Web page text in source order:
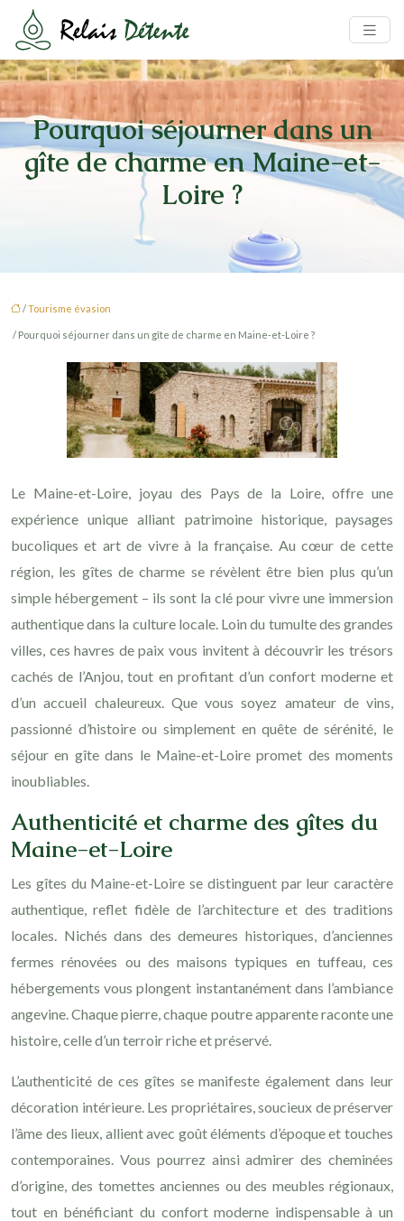
Pourquoi séjourner dans un
gîte de charme en Maine-et-
Loire ?
/Tourisme évasion
/ Pourquoi séjourner dans un gîte de charme en Maine-et-Loire ?
Le Maine-et-Loire, joyau des Pays de la Loire, offre une
expérience unique alliant patrimoine historique, paysages
bucoliques et art de vivre à la française. Au cœur de cette
région, les gîtes de charme se révèlent être bien plus qu’un
simple hébergement – ils sont la clé pour vivre une immersion
authentique dans la culture locale. Loin du tumulte des grandes
villes, ces havres de paix vous invitent à découvrir les trésors
cachés de l’Anjou, tout en profitant d’un confort moderne et
d’un accueil chaleureux. Que vous soyez amateur de vins,
passionné d’histoire ou simplement en quête de sérénité, le
séjour en gîte dans le Maine-et-Loire promet des moments
inoubliables.
Authenticité et charme des gîtes du
Maine-et-Loire
Les gîtes du Maine-et-Loire se distinguent par leur caractère
authentique, reflet fidèle de l’architecture et des traditions
locales. Nichés dans des demeures historiques, d’anciennes
fermes rénovées ou des maisons typiques en tuffeau, ces
hébergements vous plongent instantanément dans l’ambiance
angevine. Chaque pierre, chaque poutre apparente raconte une
histoire, celle d’un terroir riche et préservé.
L’authenticité de ces gîtes se manifeste également dans leur
décoration intérieure. Les propriétaires, soucieux de préserver
l’âme des lieux, allient avec goût éléments d’époque et touches
contemporaines. Vous pourrez ainsi admirer des cheminées
d’origine, des tomettes anciennes ou des meubles régionaux,
tout en bénéficiant du confort moderne indispensable à un